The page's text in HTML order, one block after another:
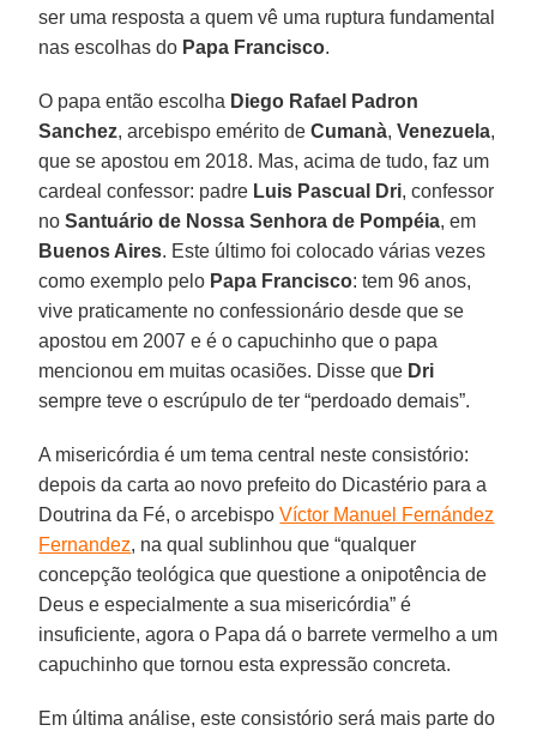
ser uma resposta a quem vê uma ruptura fundamental
nas escolhas do Papa Francisco.
O papa então escolha Diego Rafael Padron
Sanchez, arcebispo emérito de Cumanà,Venezuela,
que se apostou em 2018. Mas, acima de tudo, faz um
cardeal confessor: padre Luis Pascual Dri, confessor
noSantuário de Nossa Senhora de Pompéia, em
Buenos Aires. Este último foi colocado várias vezes
como exemplo pelo Papa Francisco: tem 96 anos,
vive praticamente no confessionário desde que se
apostou em 2007 e é o capuchinho que o papa
mencionou em muitas ocasiões. Disse que Dri
sempre teve o escrúpulo de ter “perdoado demais”.
A misericórdia é um tema central neste consistório:
depois da carta ao novo prefeito do Dicastério para a
Doutrina da Fé, o arcebispoVíctor Manuel Fernández
Fernandez, na qual sublinhou que “qualquer
concepção teológica que questione a onipotência de
Deus e especialmente a sua misericórdia” é
insuficiente, agora o Papa dá o barrete vermelho a um
capuchinho que tornou esta expressão concreta.
Em última análise, este consistório será mais parte do